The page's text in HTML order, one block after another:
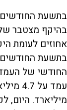
אחוזים לעומת
החודשי של